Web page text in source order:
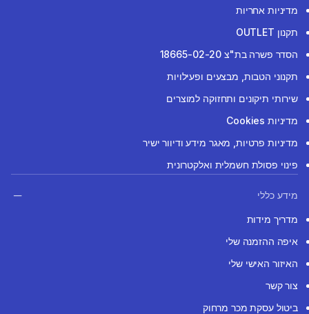
מדיניות אחריות
תקנון OUTLET
הסדר פשרה בת"צ 18665-02-20
תקנוני הטבות, מבצעים ופעילויות
שירותי תיקונים ותחזוקה למוצרים
מדיניות Cookies
מדיניות פרטיות, מאגר מידע ודיוור ישיר
פינוי פסולת חשמלית ואלקטרונית
מידע כללי
מדריך מידות
איפה ההזמנה שלי
האיזור האישי שלי
צור קשר
ביטול עסקת מכר מרחוק